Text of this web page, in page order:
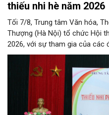
thiếu nhi hè năm 2026
Tối 7/8, Trung tâm Văn hóa,
Thượng (Hà Nội) tổ chức Hội
2026, với sự tham gia của các
phố trên địa bàn.